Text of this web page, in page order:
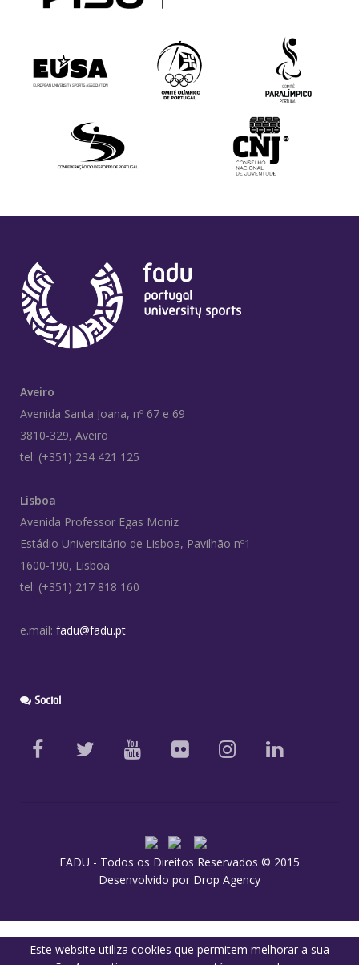
Aveiro
Avenida Santa Joana, nº 67 e 69
3810-329, Aveiro
tel: (+351) 234 421 125
Lisboa
Avenida Professor Egas Moniz
Estádio Universitário de Lisboa, Pavilhão nº1
1600-190, Lisboa
tel: (+351) 217 818 160
e.mail: fadu@fadu.pt
Social
FADU - Todos os Direitos Reservados © 2015
Desenvolvido por Drop Agency
Este website utiliza cookies que permitem melhorar a sua